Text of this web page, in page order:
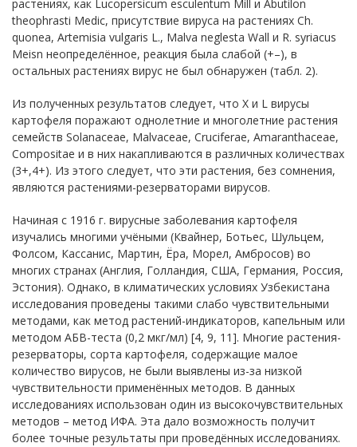
растениях, как Lucopersicum esculentum Mill и Abutilon
theophrasti Medic, присутствие вируса на растениях Ch.
quonea, Artemisia vulgaris L., Malva neglesta Wall и R. syriacus
Meisn неопределённое, реакция была слабой (+–), в
остальных растениях вирус не был обнаружен (табл. 2).
Из полученных результатов следует, что Х и L вирусы
картофеля поражают однолетние и многолетние растения
семейств Solanaceae, Malvaceae, Cruciferae, Amaranthaceae,
Compositae и в них накапливаются в различных количествах
(3+,4+). Из этого следует, что эти растения, без сомнения,
являются растениями-резерваторами вирусов.
Начиная с 1916 г. вирусные заболевания картофеля
изучались многими учёными (Квайнер, Ботьес, Шульцем,
Фолсом, Кассанис, Мартин, Ёра, Морел, Амбросов) во
многих странах (Англия, Голландия, США, Германия, Россия,
Эстония). Однако, в климатических условиях Узбекистана
исследования проведены такими слабо чувствительными
методами, как метод растений-индикаторов, капельным или
методом АБВ-теста (0,2 мкг/мл) [4, 9, 11]. Многие растения-
резерваторы, сорта картофеля, содержащие малое
количество вирусов, не были выявлены из-за низкой
чувствительности применённых методов. В данных
исследованиях использован один из высокочувствительных
методов – метод ИФА. Эта дало возможность получит
более точные результаты при проведённых исследованиях.